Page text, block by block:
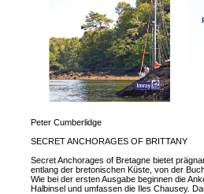
Peter Cumberlidge
SECRET ANCHORAGES OF BRITTANY
Secret Anchorages of Bretagne bietet
entlang der bretonischen Küste, von der
Wie bei der ersten Ausgabe beginnen die
Halbinsel und umfassen die Iles Chausey.